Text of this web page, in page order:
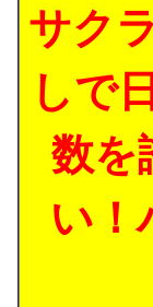
サク
しで
数を
い！